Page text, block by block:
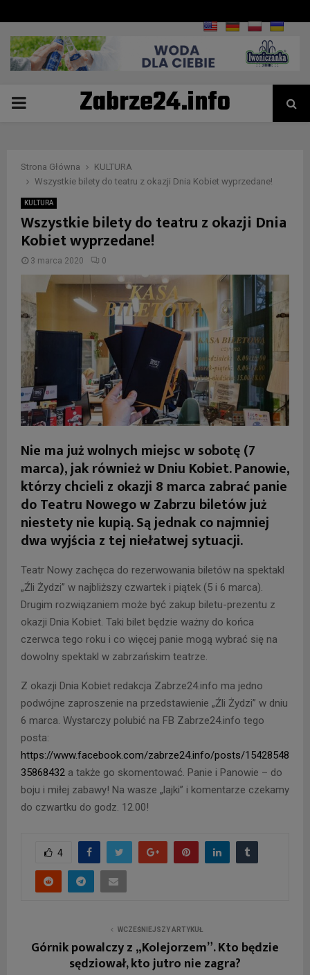
PRIMARYZabrze24.info
Strona Główna
KULTURA
Wszystkie bilety do teatru z okazji Dnia Kobiet wyprzedane!
KULTURA
Wszystkie bilety do teatru z okazji Dnia
Kobiet wyprzedane!
3 marca 2020 0
Nie ma już wolnych miejsc w sobotę (7
marca), jak również w Dniu Kobiet. Panowie,
którzy chcieli z okazji 8 marca zabrać panie
do Teatru Nowego w Zabrzu biletów już
niestety nie kupią. Są jednak co najmniej
dwa wyjścia z tej niełatwej sytuacji.
Teatr Nowy zachęca do rezerwowania biletów na spektakl
„Źli Żydzi” w najbliższy czwartek i piątek (5 i 6 marca).
Drugim rozwiązaniem może być zakup biletu-prezentu z
okazji Dnia Kobiet. Taki bilet będzie ważny do końca
czerwca tego roku i co więcej panie mogą wybrać się na
dowolny spektakl w zabrzańskim teatrze.
Z okazji Dnia Kobiet redakcja Zabrze24.info ma jedno
podwójne zaproszenie na przedstawienie „Źli Żydzi” w dniu
6 marca. Wystarczy polubić na FB Zabrze24.info tego
posta:
https://www.facebook.com/zabrze24.info/posts/15428548
35868432 a także go skomentować. Panie i Panowie – do
boju i miłej zabawy! Na wasze „lajki” i komentarze czekamy
do czwartku do godz. 12.00!
4
WCZEŚNIEJSZY ARTYKUŁ
Górnik powalczy z „Kolejorzem”. Kto będzie
sędziował, kto jutro nie zagra?